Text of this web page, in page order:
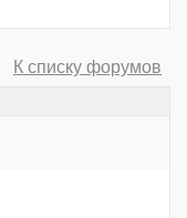
К списку форумов